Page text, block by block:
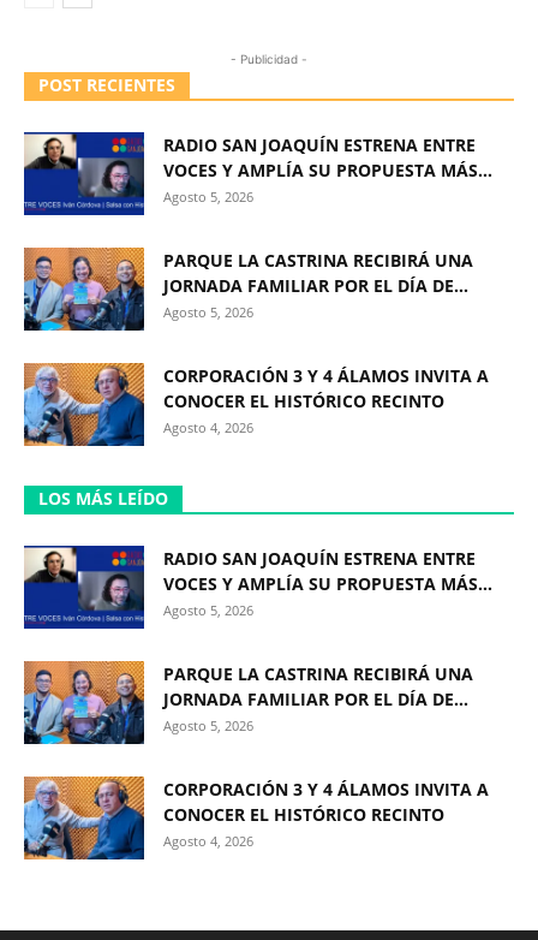
- Publicidad -
POST RECIENTES
RADIO SAN JOAQUÍN ESTRENA ENTRE
VOCES Y AMPLÍA SU PROPUESTA MÁS...
Agosto 5, 2026
PARQUE LA CASTRINA RECIBIRÁ UNA
JORNADA FAMILIAR POR EL DÍA DE...
Agosto 5, 2026
CORPORACIÓN 3 Y 4 ÁLAMOS INVITA A
CONOCER EL HISTÓRICO RECINTO
Agosto 4, 2026
LOS MÁS LEÍDO
RADIO SAN JOAQUÍN ESTRENA ENTRE
VOCES Y AMPLÍA SU PROPUESTA MÁS...
Agosto 5, 2026
PARQUE LA CASTRINA RECIBIRÁ UNA
JORNADA FAMILIAR POR EL DÍA DE...
Agosto 5, 2026
CORPORACIÓN 3 Y 4 ÁLAMOS INVITA A
CONOCER EL HISTÓRICO RECINTO
Agosto 4, 2026